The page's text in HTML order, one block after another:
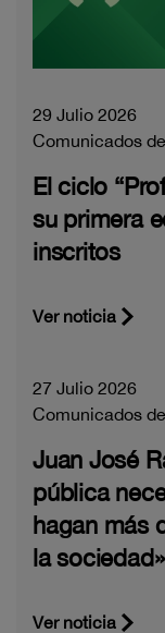
29 Julio 2026
Comunicados
El ciclo
su primera
inscritos
Ver noticia
27 Julio 2026
Comunicados
Juan José
pública
hagan más
la sociedad»
Ver noticia